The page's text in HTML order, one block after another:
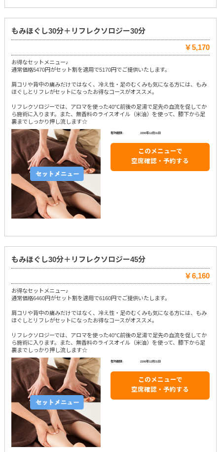
もみほぐし30分＋リフレクソロジー30分
￥5,170
お得なセットメニュー♪
通常価格5470円がセット割を適用で5170円でご提供いたします。
肩コリや背中の痛みだけではなく、冷え性・足のむくみも気になる方には、もみ
ほぐしとリフレがセットになったお得なコースがオススメ。
リフレクソロジーでは、アロマを使った40℃前後の足湯で足先の血流を促してか
ら施術に入ります。また、無香料のライスオイル（米油）を使って、膝下から足
裏までしっかり押し流します☆
有効期限: 2200年12月31日
このメニューで
空席確認・予約する
もみほぐし30分＋リフレクソロジー45分
￥6,160
お得なセットメニュー♪
通常価格6460円がセット割を適用で6160円でご提供いたします。
肩コリや背中の痛みだけではなく、冷え性・足のむくみも気になる方には、もみ
ほぐしとリフレがセットになったお得なコースがオススメ。
リフレクソロジーでは、アロマを使った40℃前後の足湯で足先の血流を促してか
ら施術に入ります。また、無香料のライスオイル（米油）を使って、膝下から足
裏までしっかり押し流します☆
有効期限: 2200年12月31日
このメニューで
空席確認・予約する